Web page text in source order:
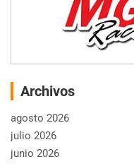
Archivos
agosto 2026
julio 2026
junio 2026